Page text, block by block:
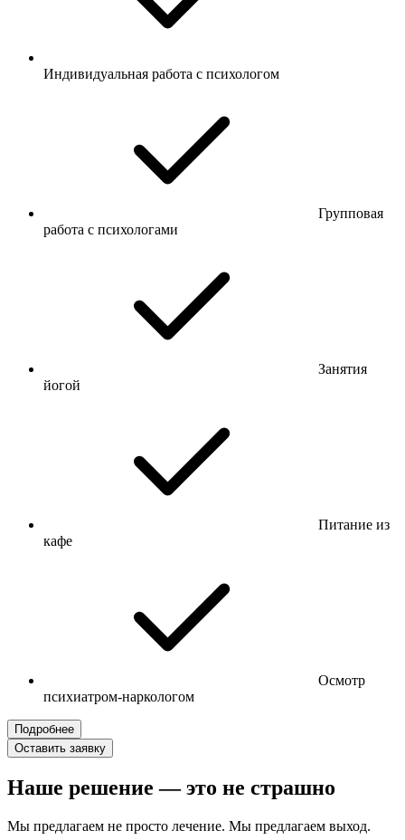
Индивидуальная работа с психологом
Групповая
работа с психологами
Занятия
йогой
Питание из
кафе
Осмотр
психиатром-наркологом
Подробнее
Оставить заявку
Наше решение — это не страшно
Мы предлагаем не просто лечение. Мы предлагаем выход.